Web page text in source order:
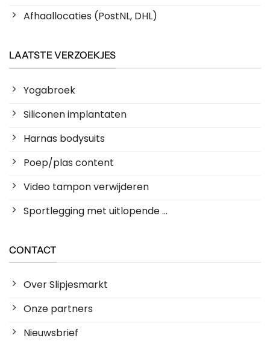
Afhaallocaties (PostNL, DHL)
LAATSTE VERZOEKJES
Yogabroek
Siliconen implantaten
Harnas bodysuits
Poep/plas content
Video tampon verwijderen
Sportlegging met uitlopende ...
CONTACT
Over Slipjesmarkt
Onze partners
Nieuwsbrief